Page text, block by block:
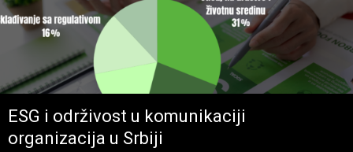
ESG i održivost u komunikaciji
organizacija u Srbiji